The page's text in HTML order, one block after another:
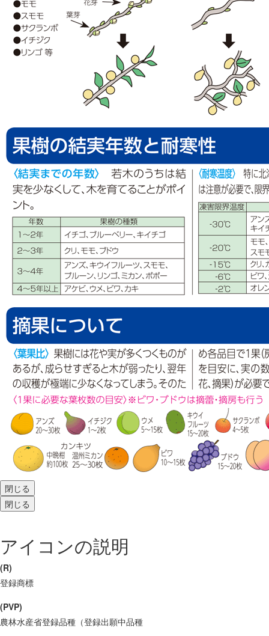
閉じる
閉じる
アイコンの説明
(R)
登録商標
(PVP)
農林水産省登録品種（登録出願中品種